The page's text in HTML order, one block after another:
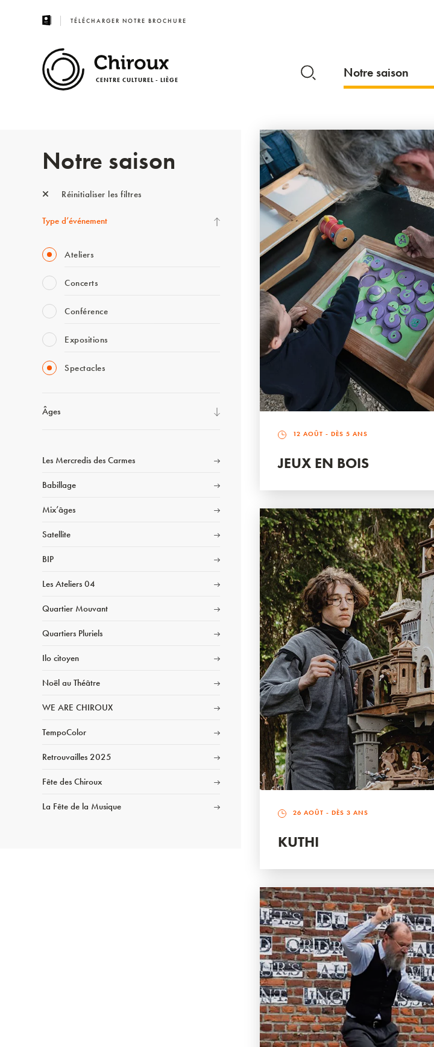
TÉLÉCHARGER NOTRE BROCHURE
CENTRE CULTUREL - LIÈGE Notre saison
Notre saison
Réinitialiser les filtres
Type d’événement
Ateliers
Concerts
Conférence
Expositions
Spectacles
Âges
Les Mercredis des Carmes
Babillage
Mix’âges
Satellite
BIP
Les Ateliers 04
Quartier Mouvant
Quartiers Pluriels
Ilo citoyen
Noël au Théâtre
WE ARE CHIROUX
TempoColor
Retrouvailles 2025
Fête des Chiroux
La Fête de la Musique
12 AOÛT - DÈS 5 ANS
JEUX EN BOIS
26 AOÛT - DÈS 3 ANS
KUTHI